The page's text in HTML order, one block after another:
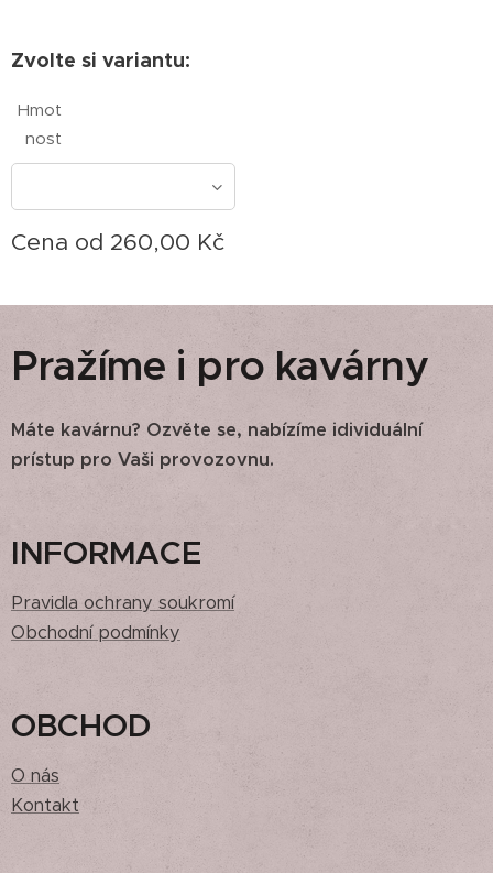
Zvolte si variantu:
Hmot
nost
Cena od 260,00 Kč
Pražíme i pro kavárny
Máte kavárnu? Ozvěte se, nabízíme idividuální
prístup pro Vaši provozovnu.
INFORMACE
Pravidla ochrany soukromí
Obchodní podmínky
OBCHOD
O nás
Kontakt